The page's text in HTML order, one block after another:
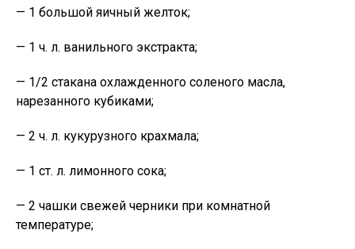
— 1 большой яичный желток;
— 1 ч. л. ванильного экстракта;
— 1/2 стакана охлажденного соленого масла,
нарезанного кубиками;
— 2 ч. л. кукурузного крахмала;
— 1 ст. л. лимонного сока;
— 2 чашки свежей черники при комнатной
температуре;